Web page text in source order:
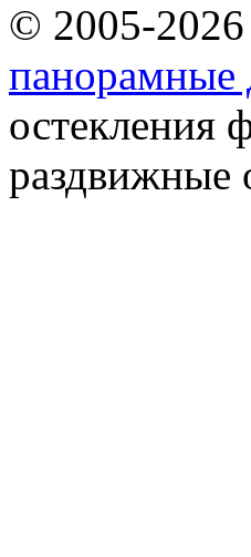
© 2005-2026
панорамные
остекления
раздвижные